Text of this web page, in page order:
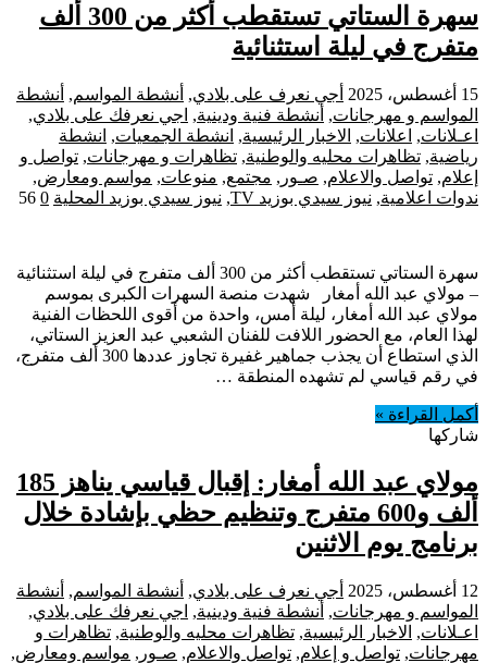
سهرة الستاتي تستقطب أكثر من 300 ألف
متفرج في ليلة استثنائية
15 أغسطس، 2025 أجي نعرف على بلادي, أنشطة المواسم, أنشطة
المواسم و مهرجانات, أنشطة فنية ودينية, اجي نعرفك على بلادي,
اعـلانات, اعلانات, الاخبار الرئيسية, انشطة الجمعيات, انشطة
رياضية, تظاهرات محليه والوطنية, تظاهرات و مهرجانات, تواصل و
إعلام, تواصل والاعلام, صـور , مجتمع, منوعات, مواسم ومعارض,
ندوات اعلامية, نيوز سيدي بوزيد TV , نيوز سيدي بوزيد المحلية 0
56
سهرة الستاتي تستقطب أكثر من 300 ألف متفرج في ليلة استثنائية
– مولاي عبد الله أمغار شهدت منصة السهرات الكبرى بموسم
مولاي عبد الله أمغار، ليلة أمس، واحدة من أقوى اللحظات الفنية
لهذا العام، مع الحضور اللافت للفنان الشعبي عبد العزيز الستاتي،
الذي استطاع أن يجذب جماهير غفيرة تجاوز عددها 300 ألف متفرج،
في رقم قياسي لم تشهده المنطقة …
أكمل القراءة »
شاركها
مولاي عبد الله أمغار: إقبال قياسي يناهز 185
ألف و600 متفرج وتنظيم حظي بإشادة خلال
برنامج يوم الاثنين
12 أغسطس، 2025 أجي نعرف على بلادي, أنشطة المواسم, أنشطة
المواسم و مهرجانات, أنشطة فنية ودينية, اجي نعرفك على بلادي,
اعـلانات, الاخبار الرئيسية, تظاهرات محليه والوطنية, تظاهرات و
مهرجانات, تواصل و إعلام, تواصل والاعلام, صـور , مواسم ومعارض,